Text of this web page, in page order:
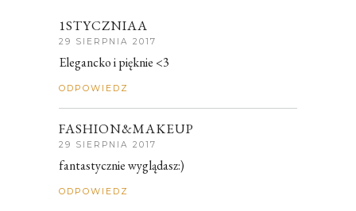
1STYCZNIAA
29 SIERPNIA 2017
Elegancko i pięknie <3
ODPOWIEDZ
FASHION&MAKEUP
29 SIERPNIA 2017
fantastycznie wyglądasz:)
ODPOWIEDZ